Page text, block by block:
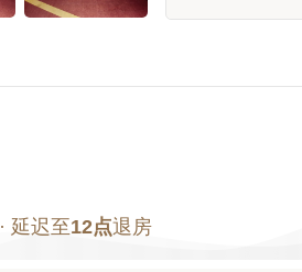
· 延迟至12点退房